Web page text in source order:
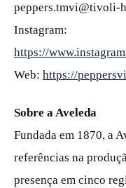
peppers.tmvi@tivoli-
Instagram:
https://
Web: https://
Sobre a Aveleda
Fundada em 1870, a
referências na
presença em cinco